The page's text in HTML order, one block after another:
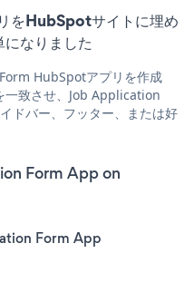
HubSpotサイトに埋め
なりました
HubSpotアプリを作成
一致させ、Job Application
ドバー、フッター、または好
Form App on
Form App